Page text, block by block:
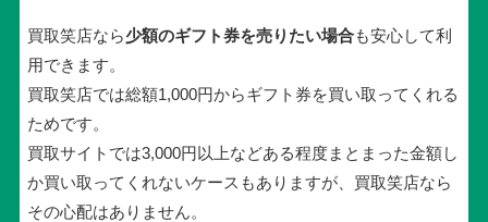
買取笑店なら少額のギフト券を売りたい場合も安心して利
用できます。
買取笑店では総額1,000円からギフト券を買い取ってくれる
ためです。
買取サイトでは3,000円以上などある程度まとまった金額し
か買い取ってくれないケースもありますが、買取笑店なら
その心配はありません。